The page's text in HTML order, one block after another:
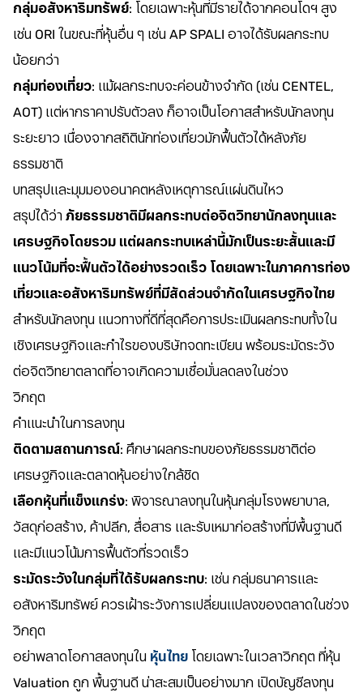
กลุ่มอสังหาริมทรัพย์: โดยเฉพาะหุ้นที่มีรายได้จากคอนโดฯ สูง
เช่น ORI ในขณะที่หุ้นอื่น ๆ เช่น AP SPALI อาจได้รับผลกระทบ
น้อยกว่า
กลุ่มท่องเที่ยว: แม้ผลกระทบจะค่อนข้างจำกัด (เช่น CENTEL,
AOT) แต่หากราคาปรับตัวลง ก็อาจเป็นโอกาสสำหรับนักลงทุน
ระยะยาว เนื่องจากสถิตินักท่องเที่ยวมักฟื้นตัวได้หลังภัย
ธรรมชาติ
บทสรุปและมุมมองอนาคตหลังเหตุการณ์แผ่นดินไหว
สรุปได้ว่า ภัยธรรมชาติมีผลกระทบต่อจิตวิทยานักลงทุนและ
เศรษฐกิจโดยรวม แต่ผลกระทบเหล่านี้มักเป็นระยะสั้นและมี
แนวโน้มที่จะฟื้นตัวได้อย่างรวดเร็ว โดยเฉพาะในภาคการท่อง
เที่ยวและอสังหาริมทรัพย์ที่มีสัดส่วนจำกัดในเศรษฐกิจไทย
สำหรับนักลงทุน แนวทางที่ดีที่สุดคือการประเมินผลกระทบทั้งใน
เชิงเศรษฐกิจและกำไรของบริษัทจดทะเบียน พร้อมระมัดระวัง
ต่อจิตวิทยาตลาดที่อาจเกิดความเชื่อมั่นลดลงในช่วง
วิกฤต
คำแนะนำในการลงทุน
ติดตามสถานการณ์: ศึกษาผลกระทบของภัยธรรมชาติต่อ
เศรษฐกิจและตลาดหุ้นอย่างใกล้ชิด
เลือกหุ้นที่แข็งแกร่ง: พิจารณาลงทุนในหุ้นกลุ่มโรงพยาบาล,
วัสดุก่อสร้าง, ค้าปลีก, สื่อสาร และรับเหมาก่อสร้างที่มีพื้นฐานดี
และมีแนวโน้มการฟื้นตัวที่รวดเร็ว
ระมัดระวังในกลุ่มที่ได้รับผลกระทบ: เช่น กลุ่มธนาคารและ
อสังหาริมทรัพย์ ควรเฝ้าระวังการเปลี่ยนแปลงของตลาดในช่วง
วิกฤต
อย่าพลาดโอกาสลงทุนใน หุ้นไทย โดยเฉพาะในเวลาวิกฤต ที่หุ้น
Valuation ถูก พื้นฐานดี น่าสะสมเป็นอย่างมาก เปิดบัญชีลงทุน